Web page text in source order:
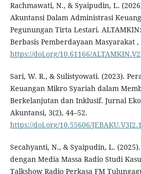
Rachmawati, N., & Syaipudin, L.
Akuntansi Dalam Administrasi
Pegunungan Tirta Lestari.
Berbasis Pemberdayaan Masyarakat ,
https://doi.org/10.61166/
Sari, W. R., & Sulistyowati. (2023).
Keuangan Mikro Syariah dalam
Berkelanjutan dan Inklusif. Jurnal
Akuntansi, 3(2), 44–52.
https://doi.org/10.55606/
Secahyanti, N., & Syaipudin, L.
dengan Media Massa Radio Studi
Talkshow Radio Perkasa FM